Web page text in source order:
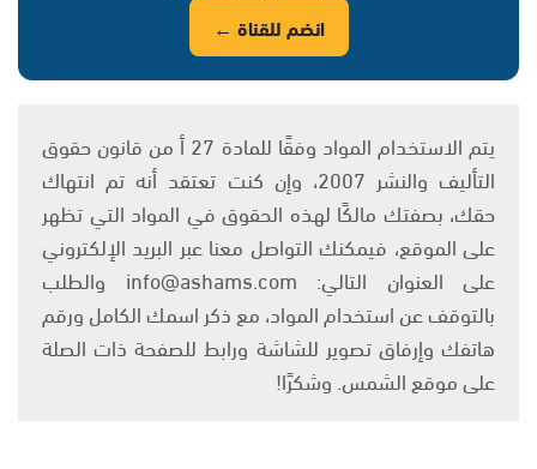
انضم للقناة ←
يتم الاستخدام المواد وفقًا للمادة 27 أ من قانون حقوق
التأليف والنشر 2007، وإن كنت تعتقد أنه تم انتهاك
حقك، بصفتك مالكًا لهذه الحقوق في المواد التي تظهر
على الموقع، فيمكنك التواصل معنا عبر البريد الإلكتروني
على العنوان التالي: info@ashams.com والطلب
بالتوقف عن استخدام المواد، مع ذكر اسمك الكامل ورقم
هاتفك وإرفاق تصوير للشاشة ورابط للصفحة ذات الصلة
على موقع الشمس. وشكرًا!